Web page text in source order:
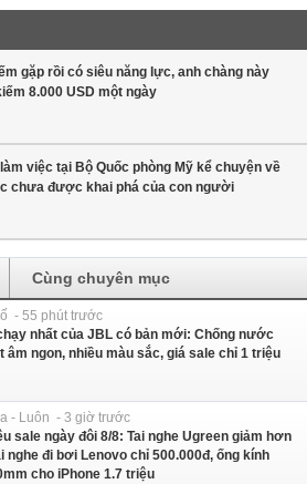
gặp rồi có siêu năng lực, anh chàng này
8.000 USD một ngày
việc tại Bộ Quốc phòng Mỹ kể chuyện về
chưa được khai phá của con người
Cùng chuyên mục
- 55 phút trước
nhất của JBL có bản mới: Chống nước
âm ngon, nhiều màu sắc, giá sale chỉ 1 triệu
- Luôn - 3 giờ trước
sale ngày đôi 8/8: Tai nghe Ugreen giảm hơn
nghe đi bơi Lenovo chỉ 500.000đ, ống kính
cho iPhone 1.7 triệu